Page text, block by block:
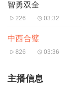
智勇双全
226 03:32
中西合璧
826 03:36
主播信息